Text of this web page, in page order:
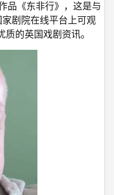
品《东非行》，这是与
剧院在线平台上可观
的英国戏剧资讯。